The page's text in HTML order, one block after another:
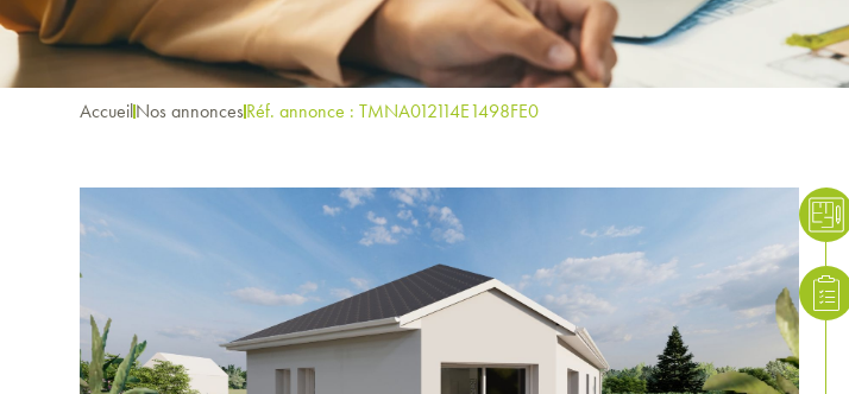
AccueilNos annoncesRéf. annonce : TMNA012114E1498FE0